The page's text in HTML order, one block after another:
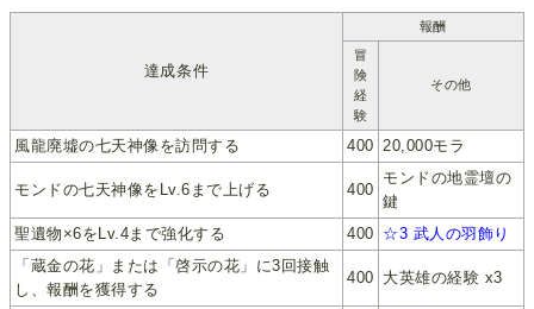
達成条件
報酬
冒
険
経
験
その他
風龍廃墟の七天神像を訪問する 400 20,000モラ
モンドの七天神像をLv.6まで上げる 400
モンドの地霊壇の
鍵
聖遺物×6をLv.4まで強化する
400 ☆3 武人の羽飾り
「蔵金の花」または「啓示の花」に3回接触
し、報酬を獲得する
400 大英雄の経験 x3